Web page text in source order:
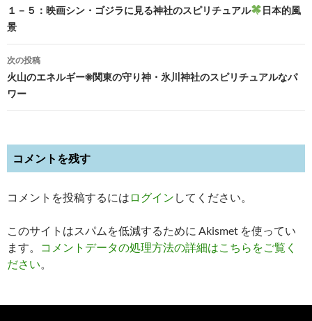
稿
ナ
ビ
ゲ
ー
ョ
１－５：映画シン・ゴジラに見る神社のスピリチュアル
日本的風
景
次の投稿
火山のエネルギー☀関東の守り神・氷川神社のスピリチュアルなパ
ワー
コメントを残す
コメントを投稿するには ログイン してください。
このサイトはスパムを低減するために Akismet を使ってい
ます。
コメントデータの処理方法の詳細はこちらをご覧く
ださい